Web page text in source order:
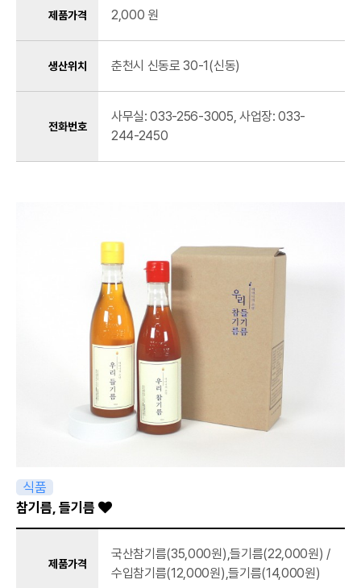
제품가격 2,000 원
생산위치 춘천시 신동로 30-1(신동)
전화번호
사무실: 033-256-3005, 사업장: 033-
244-2450
식품
참기름, 들기름
제품가격
국산참기름(35,000원),들기름(22,000원) /
수입참기름(12,000원),들기름(14,000원)